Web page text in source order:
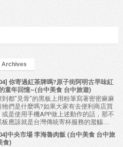
Archives
你寄過紅茶牌嗎?原子街阿明古早味紅
童年回憶~(台中美食 台中旅遊)
都"見骨"的黑板上用粉筆寫著密密麻麻
們是什麼嗎?如果大家有去便利商店買
是使用手機APP做上述動作的話，那不
應該就是台灣傳統寄杯服務的濫觴....
中央市場 李海魯肉飯 (台中美食 台中旅
食)